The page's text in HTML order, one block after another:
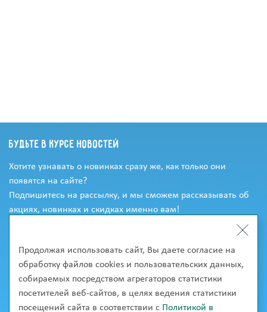
Продолжая использовать сайт, Вы даете согласие на
обработку файлов cookies и пользовательских данных,
собираемых посредством агрегаторов статистики
посетителей веб-сайтов, в целях ведения статистики
посещений сайта в соответствии с Политикой в
Будьте в курсе новостей
Хотите узнавать о новинках сразу же, как только они
появятся на сайте?
Подпишитесь на рассылку, и мы сможем рассказывать об
акциях, новинках и скидках именно вам!